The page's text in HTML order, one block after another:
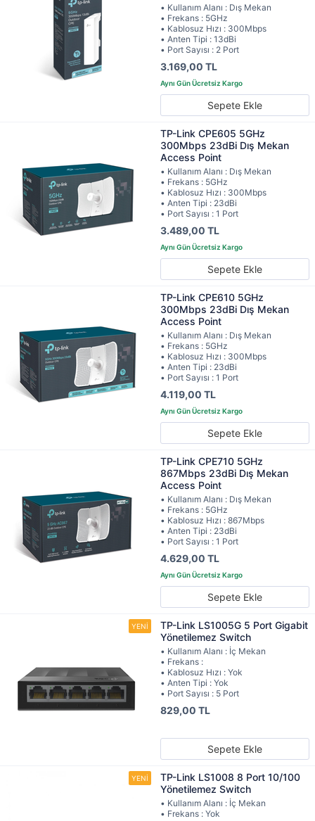
• Kullanım Alanı : Dış Mekan
• Frekans : 5GHz
• Kablosuz Hızı : 300Mbps
• Anten Tipi : 13dBi
• Port Sayısı : 2 Port
3.169,00 TL
Sepete Ekle
TP-Link CPE605 5GHz
300Mbps 23dBi Dış Mekan
Access Point
• Kullanım Alanı : Dış Mekan
• Frekans : 5GHz
• Kablosuz Hızı : 300Mbps
• Anten Tipi : 23dBi
• Port Sayısı : 1 Port
3.489,00 TL
Sepete Ekle
TP-Link CPE610 5GHz
300Mbps 23dBi Dış Mekan
Access Point
• Kullanım Alanı : Dış Mekan
• Frekans : 5GHz
• Kablosuz Hızı : 300Mbps
• Anten Tipi : 23dBi
• Port Sayısı : 1 Port
4.119,00 TL
Sepete Ekle
TP-Link CPE710 5GHz
867Mbps 23dBi Dış Mekan
Access Point
• Kullanım Alanı : Dış Mekan
• Frekans : 5GHz
• Kablosuz Hızı : 867Mbps
• Anten Tipi : 23dBi
• Port Sayısı : 1 Port
4.629,00 TL
Sepete Ekle
TP-Link LS1005G 5 Port Gigabit
Yönetilemez Switch
• Kullanım Alanı : İç Mekan
• Frekans :
• Kablosuz Hızı : Yok
• Anten Tipi : Yok
• Port Sayısı : 5 Port
829,00 TL
Sepete Ekle
TP-Link LS1008 8 Port 10/100
Yönetilemez Switch
• Kullanım Alanı : İç Mekan
• Frekans : Yok